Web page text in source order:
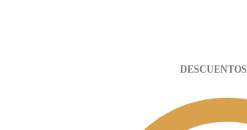
DESCUENTOS